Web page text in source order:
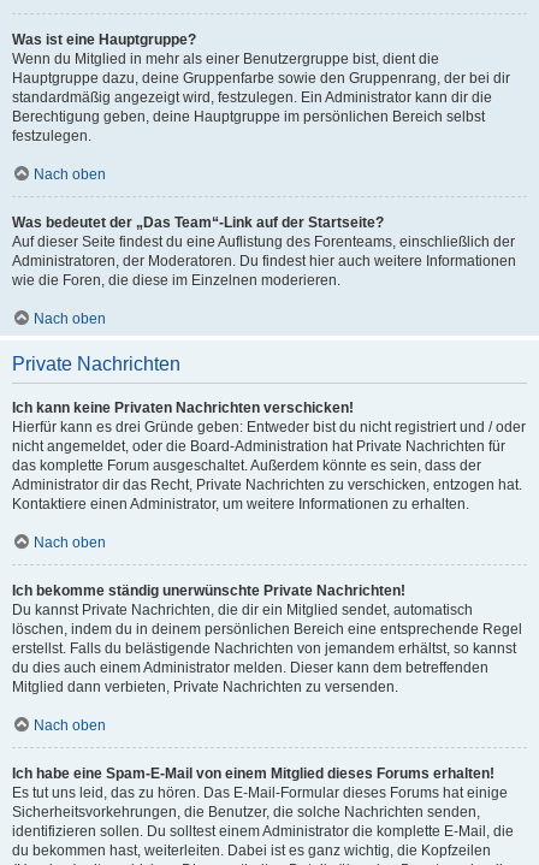
Was ist eine Hauptgruppe?
Wenn du Mitglied in mehr als einer Benutzergruppe bist, dient die
Hauptgruppe dazu, deine Gruppenfarbe sowie den Gruppenrang, der bei dir
standardmäßig angezeigt wird, festzulegen. Ein Administrator kann dir die
Berechtigung geben, deine Hauptgruppe im persönlichen Bereich selbst
festzulegen.
Nach oben
Was bedeutet der „Das Team“-Link auf der Startseite?
Auf dieser Seite findest du eine Auflistung des Forenteams, einschließlich der
Administratoren, der Moderatoren. Du findest hier auch weitere Informationen
wie die Foren, die diese im Einzelnen moderieren.
Nach oben
Private Nachrichten
Ich kann keine Privaten Nachrichten verschicken!
Hierfür kann es drei Gründe geben: Entweder bist du nicht registriert und / oder
nicht angemeldet, oder die Board-Administration hat Private Nachrichten für
das komplette Forum ausgeschaltet. Außerdem könnte es sein, dass der
Administrator dir das Recht, Private Nachrichten zu verschicken, entzogen hat.
Kontaktiere einen Administrator, um weitere Informationen zu erhalten.
Nach oben
Ich bekomme ständig unerwünschte Private Nachrichten!
Du kannst Private Nachrichten, die dir ein Mitglied sendet, automatisch
löschen, indem du in deinem persönlichen Bereich eine entsprechende Regel
erstellst. Falls du belästigende Nachrichten von jemandem erhältst, so kannst
du dies auch einem Administrator melden. Dieser kann dem betreffenden
Mitglied dann verbieten, Private Nachrichten zu versenden.
Nach oben
Ich habe eine Spam-E-Mail von einem Mitglied dieses Forums erhalten!
Es tut uns leid, das zu hören. Das E-Mail-Formular dieses Forums hat einige
Sicherheitsvorkehrungen, die Benutzer, die solche Nachrichten senden,
identifizieren sollen. Du solltest einem Administrator die komplette E-Mail, die
du bekommen hast, weiterleiten. Dabei ist es ganz wichtig, die Kopfzeilen